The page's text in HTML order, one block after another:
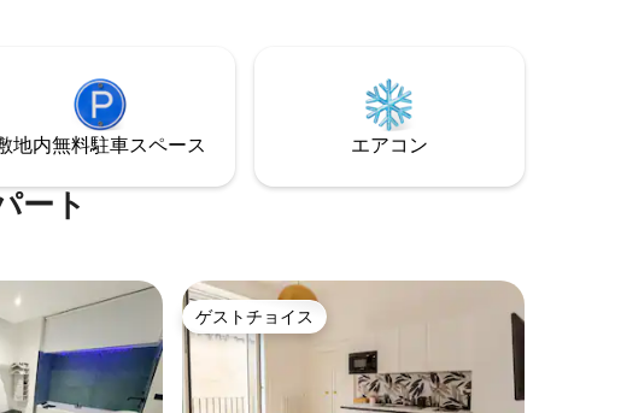
タイルを求める
プに最適です。
ーモまで2分 •ナポリ地下鉄まで4分 • 地下
鉄L1 & L2まで6分 •鉄道駅まで5分 •港まで
地内無料駐⁠車ス⁠ペ⁠ー⁠ス エアコン
ート
ゲストチョイス
ゲストチョイス